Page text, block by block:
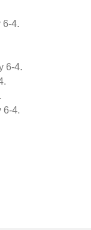
6-4.
6-4.
6-4.